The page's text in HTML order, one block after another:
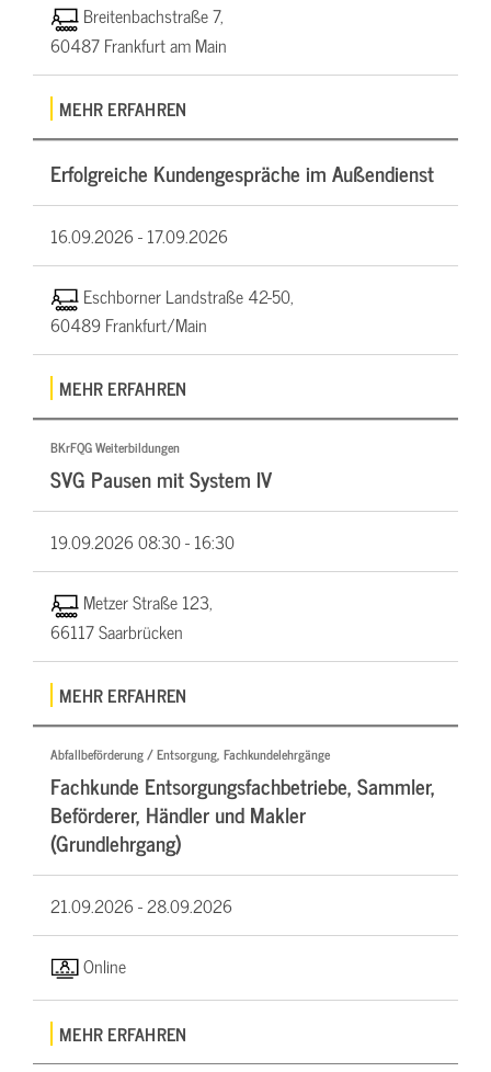
Breitenbachstraße 7,
60487 Frankfurt am Main
MEHR ERFAHREN
Erfolgreiche Kundengespräche im Außendienst
16.09.2026 -17.09.2026
Eschborner Landstraße 42-50,
60489 Frankfurt/Main
MEHR ERFAHREN
BKrFQG Weiterbildungen
SVG Pausen mit System IV
19.09.202608:30 - 16:30
Metzer Straße 123,
66117 Saarbrücken
MEHR ERFAHREN
Abfallbeförderung / Entsorgung, Fachkundelehrgänge
Fachkunde Entsorgungsfachbetriebe, Sammler,
Beförderer, Händler und Makler
(Grundlehrgang)
21.09.2026 -28.09.2026
Online
MEHR ERFAHREN